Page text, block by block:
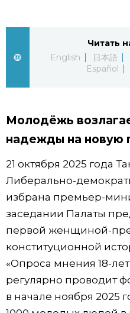
От редакции
Читать
English
日本語
Español
Молодёжь
надежды на новую
21 октября 2025 года
Либерально-
избрана премьер-
заседании Палаты
первой женщиной-
конституционной
«Опроса мнения 18-
регулярно проводит
в начале ноября 2025